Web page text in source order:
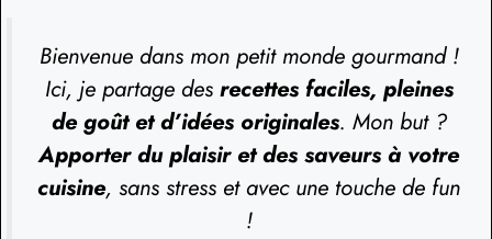
Bienvenue dans mon petit monde gourmand !
Ici, je partage des recettes faciles, pleines
de goût et d’idées originales. Mon but ?
Apporter du plaisir et des saveurs à votre
cuisine, sans stress et avec une touche de fun
!